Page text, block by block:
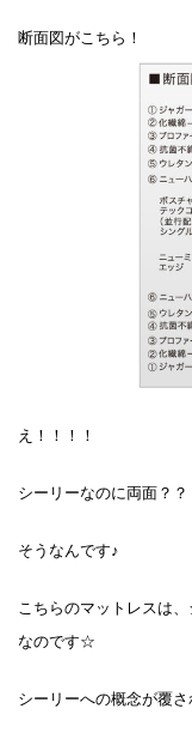
断面図がこちら！
え！！！！
シーリーなのに両面？？
そうなんです♪
こちらのマットレスは
なのです☆
シーリーへの概念が覆